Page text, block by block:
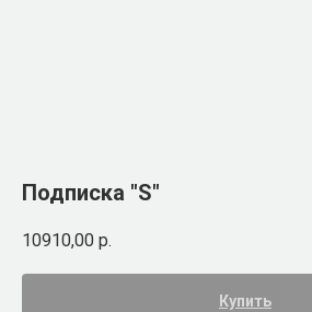
Подписка "S"
10910,00 р.
Купить